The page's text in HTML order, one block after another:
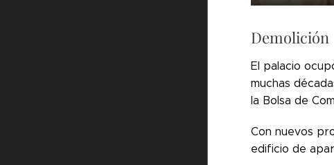
Demolición
El palacio
muchas
la Bolsa de
Con nuevos
edificio de